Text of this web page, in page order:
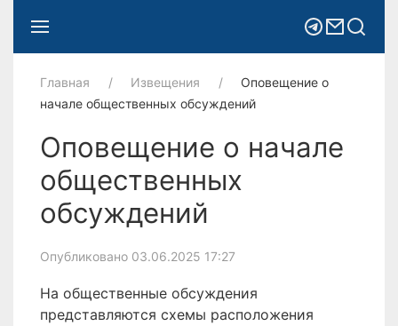
Главная Извещения
Оповещение о
начале общественных обсуждений
Оповещение о начале
общественных
обсуждений
Опубликовано 03.06.2025 17:27
На общественные обсуждения
представляются схемы расположения